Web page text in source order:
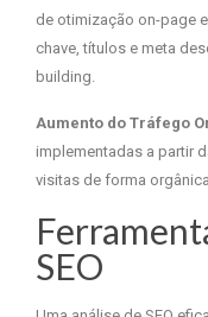
de otimização on-page
chave, títulos e meta
building.
Aumento do Tráfego
implementadas a partir
visitas de forma
SEO